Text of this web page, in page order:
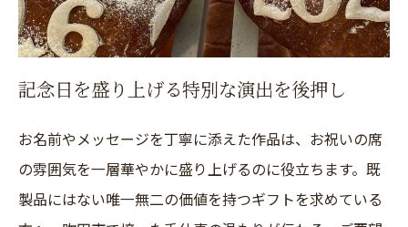
記念日を盛り上げる特別な演出を後押し
お名前やメッセージを丁寧に添えた作品は、お祝いの席
の雰囲気を一層華やかに盛り上げるのに役立ちます。既
製品にはない唯一無二の価値を持つギフトを求めている